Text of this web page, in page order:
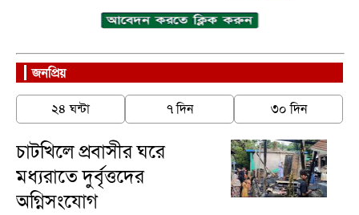
জনপ্রিয়
২৪ ঘন্টা ৭ দিন ৩০ দিন
চাটখিলে প্রবাসীর ঘরে
মধ্যরাতে দুর্বৃত্তদের
অগ্নিসংযোগ